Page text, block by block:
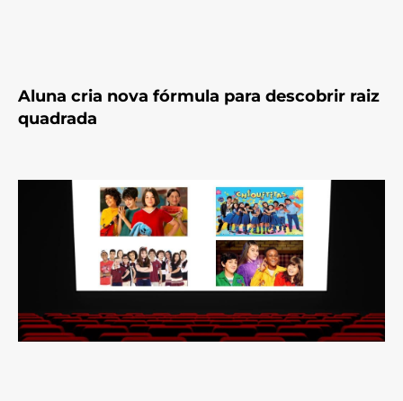
Aluna cria nova fórmula para descobrir raiz
quadrada